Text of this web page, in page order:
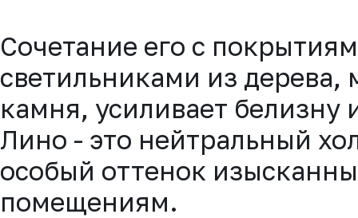
Сочетание его с
светильниками из дерева,
камня, усиливает белизну
Лино - это нейтральный
особый оттенок
помещениям.